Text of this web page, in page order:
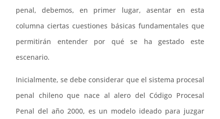
penal, debemos, en primer lugar, asentar en esta
columna ciertas cuestiones básicas fundamentales que
permitirán entender por qué se ha gestado este
escenario.
Inicialmente, se debe considerar que el sistema procesal
penal chileno que nace al alero del Código Procesal
Penal del año 2000, es un modelo ideado para juzgar